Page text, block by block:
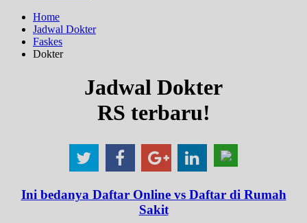
Home
Jadwal Dokter
Faskes
Dokter
Jadwal Dokter
RS terbaru!
Ini bedanya Daftar Online vs Daftar di Rumah
Sakit